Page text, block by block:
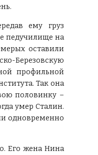
ему груз
педучилище на
оставили
Березовскую
профильной
Так она
половинку –
умер Сталин.
одновременно
Его жена Нина